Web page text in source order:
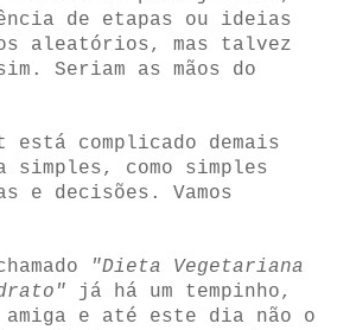
de etapas ou ideias
aleatórios, mas talvez
Seriam as mãos do
está complicado demais
simples, como simples
e decisões. Vamos
"Dieta Vegetariana
já há um tempinho,
amiga e até este dia não o